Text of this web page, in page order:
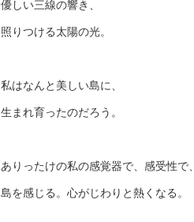
優しい三線の響き、
照りつける太陽の光。
私はなんと美しい島に、
生まれ育ったのだろう。
ありったけの私の感覚器で、感受性で、
島を感じる。心がじわりと熱くなる。